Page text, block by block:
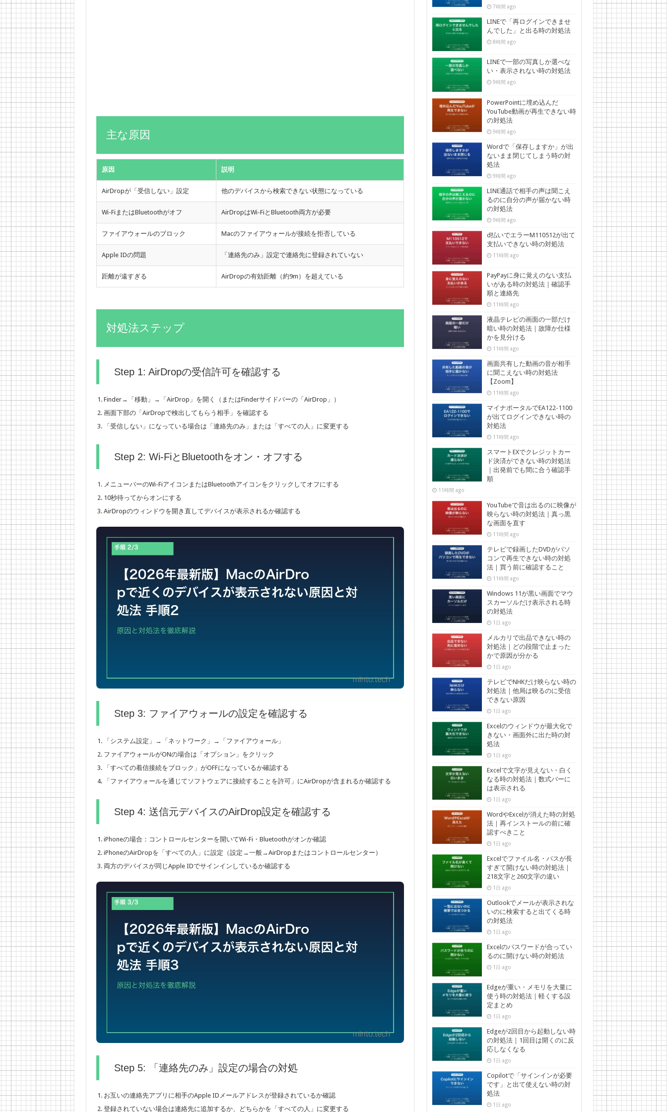
主な原因
原因 説明
AirDropが「受信しない」設定 他のデバイスから検索できない状態になっている
Wi-FiまたはBluetoothがオフ AirDropはWi-FiとBluetooth両方が必要
ファイアウォールのブロック Macのファイアウォールが接続を拒否している
Apple IDの問題 「連絡先のみ」設定で連絡先に登録されていない
距離が遠すぎる AirDropの有効距離（約9m）を超えている
対処法ステップ
Step 1: AirDropの受信許可を確認する
Finder→「移動」→「AirDrop」を開く（またはFinderサイドバーの「AirDrop」）
画面下部の「AirDropで検出してもらう相手」を確認する
「受信しない」になっている場合は「連絡先のみ」または「すべての人」に変更する
Step 2: Wi-FiとBluetoothをオン・オフする
メニューバーのWi-FiアイコンまたはBluetoothアイコンをクリックしてオフにする
10秒待ってからオンにする
AirDropのウィンドウを開き直してデバイスが表示されるか確認する
Step 3: ファイアウォールの設定を確認する
「システム設定」→「ネットワーク」→「ファイアウォール」
ファイアウォールがONの場合は「オプション」をクリック
「すべての着信接続をブロック」がOFFになっているか確認する
「ファイアウォールを通じてソフトウェアに接続することを許可」にAirDropが含まれるか確認する
Step 4: 送信元デバイスのAirDrop設定を確認する
iPhoneの場合：コントロールセンターを開いてWi-Fi・Bluetoothがオンか確認
iPhoneのAirDropを「すべての人」に設定（設定→一般→AirDropまたはコントロールセンター）
両方のデバイスが同じApple IDでサインインしているか確認する
Step 5: 「連絡先のみ」設定の場合の対処
お互いの連絡先アプリに相手のApple IDメールアドレスが登録されているか確認
登録されていない場合は連絡先に追加するか、どちらかを「すべての人」に変更する
7時間 ago
LINEで「再ログインできませ
んでした」と出る時の対処法
8時間 ago
LINEで一部の写真しか選べな
い・表示されない時の対処法
9時間 ago
PowerPointに埋め込んだ
YouTube動画が再生できない時
の対処法
9時間 ago
Wordで「保存しますか」が出
ないまま閉じてしまう時の対
処法
9時間 ago
LINE通話で相手の声は聞こえ
るのに自分の声が届かない時
の対処法
9時間 ago
d払いでエラーM110512が出て
支払いできない時の対処法
11時間 ago
PayPayに身に覚えのない支払
いがある時の対処法｜確認手
順と連絡先
11時間 ago
液晶テレビの画面の一部だけ
暗い時の対処法｜故障か仕様
かを見分ける
11時間 ago
画面共有した動画の音が相手
に聞こえない時の対処法
【Zoom】
11時間 ago
マイナポータルでEA122-1100
が出てログインできない時の
対処法
11時間 ago
スマートEXでクレジットカー
ド決済ができない時の対処法
｜出発前でも間に合う確認手
順
11時間 ago
YouTubeで音は出るのに映像が
映らない時の対処法｜真っ黒
な画面を直す
11時間 ago
テレビで録画したDVDがパソ
コンで再生できない時の対処
法｜買う前に確認すること
11時間 ago
Windows 11が黒い画面でマウ
スカーソルだけ表示される時
の対処法
1日 ago
メルカリで出品できない時の
対処法｜どの段階で止まった
かで原因が分かる
1日 ago
テレビでNHKだけ映らない時の
対処法｜他局は映るのに受信
できない原因
1日 ago
Excelのウィンドウが最大化で
きない・画面外に出た時の対
処法
1日 ago
Excelで文字が見えない・白く
なる時の対処法｜数式バーに
は表示される
1日 ago
WordやExcelが消えた時の対処
法｜再インストールの前に確
認すべきこと
1日 ago
Excelでファイル名・パスが長
すぎて開けない時の対処法｜
218文字と260文字の違い
1日 ago
Outlookでメールが表示されな
いのに検索すると出てくる時
の対処法
1日 ago
Excelのパスワードが合ってい
るのに開けない時の対処法
1日 ago
Edgeが重い・メモリを大量に
使う時の対処法｜軽くする設
定まとめ
1日 ago
Edgeが2回目から起動しない時
の対処法｜1回目は開くのに反
応しなくなる
1日 ago
Copilotで「サインインが必要
です」と出て使えない時の対
処法
1日 ago